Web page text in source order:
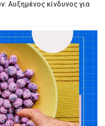
Αυξημένος κίνδυνος για